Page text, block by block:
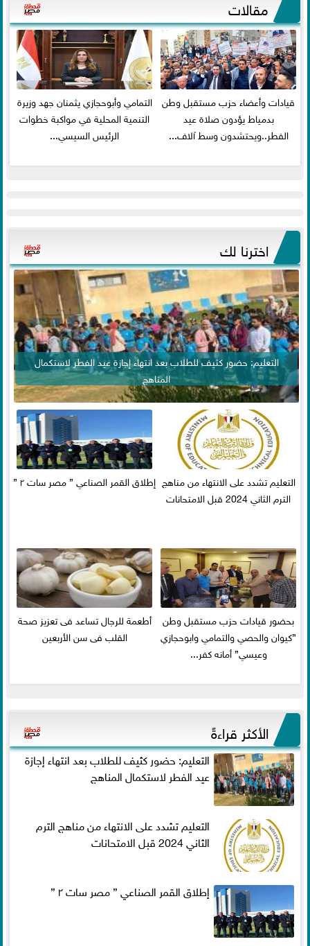
مقالات
قيادات وأعضاء حزب مستقبل وطن
بدمياط يؤدون صلاة عيد
الفطر..ويحتشدون وسط آلاف...
التمامي وأبوحجازي يثمنان جهد وزيرة
التنمية المحلية في مواكبة خطوات
الرئيس السيسي...
اخترنا لك
التعليم: حضور كثيف للطلاب بعد انتهاء إجازة عيد الفطر لاستكمال
المناهج
التعليم تشدد على الانتهاء من مناهج
الترم الثاني 2024 قبل الامتحانات
إطلاق القمر الصناعي ” مصر سات ٢ ”
بحضور قيادات حزب مستقبل وطن
”كيوان والحصي والتمامي وابوحجازي
وعيسي” أمانه كفر...
أطعمة للرجال تساعد فى تعزيز صحة
القلب فى سن الأربعين
الأكثر قراءةً
التعليم: حضور كثيف للطلاب بعد انتهاء إجازة
عيد الفطر لاستكمال المناهج
التعليم تشدد على الانتهاء من مناهج الترم
الثاني 2024 قبل الامتحانات
إطلاق القمر الصناعي ” مصر سات ٢ ”